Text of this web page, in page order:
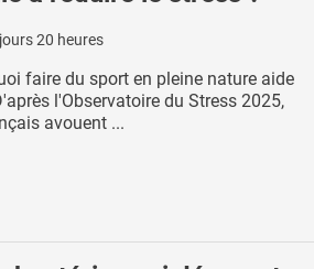
20 heures
faire du sport en pleine nature aide
l'Observatoire du Stress 2025,
avouent ...